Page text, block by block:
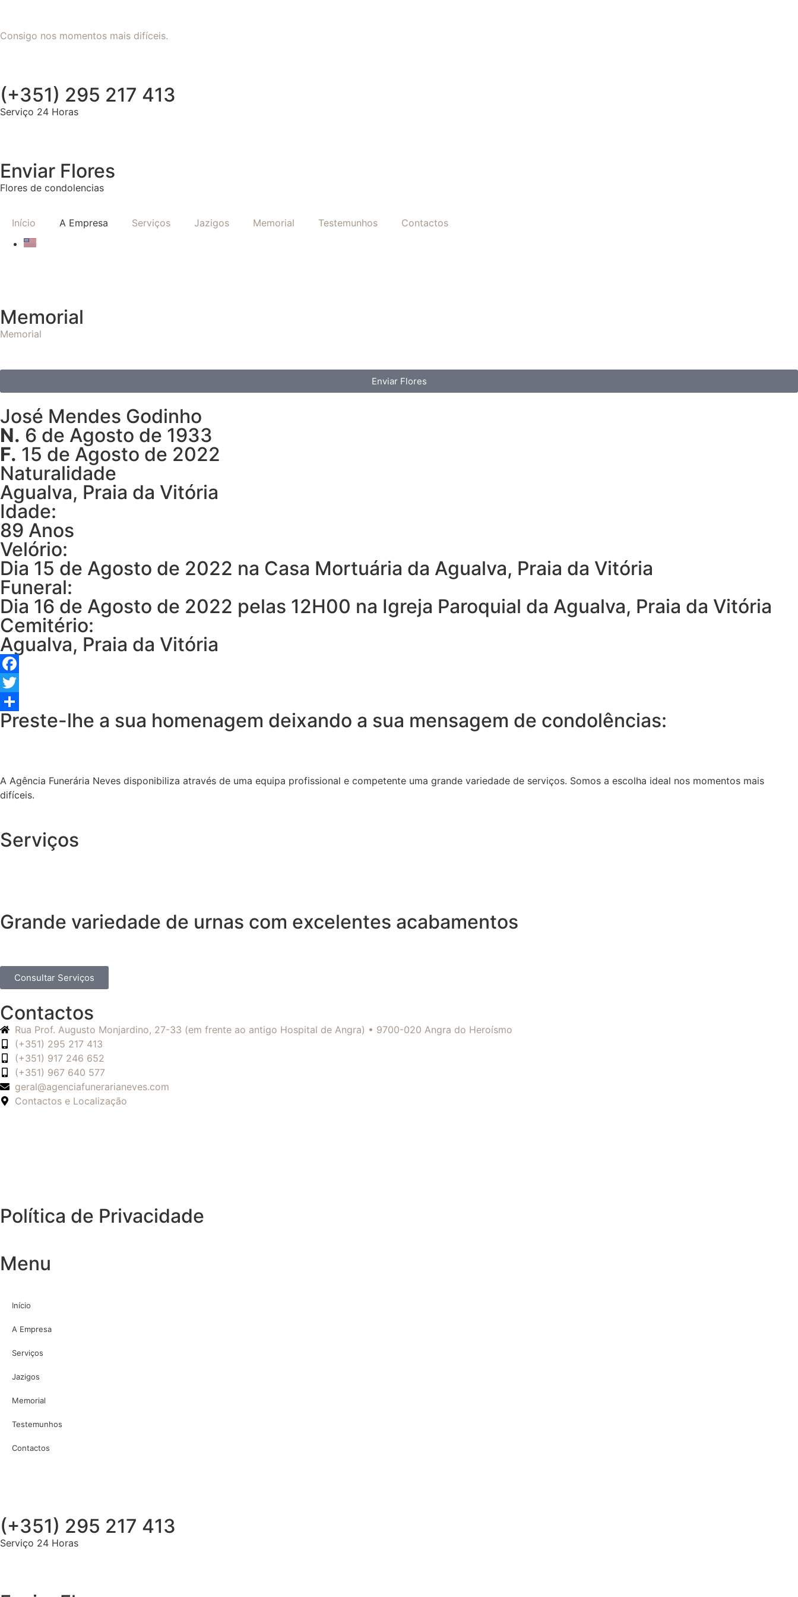
Consigo nos momentos mais difíceis.
(+351) 295 217 413
Serviço 24 Horas
Enviar Flores
Flores de condolencias
Início A Empresa Serviços Jazigos Memorial Testemunhos Contactos
Memorial
Memorial
Enviar Flores
José Mendes Godinho
N. 6 de Agosto de 1933
F. 15 de Agosto de 2022
Naturalidade
Agualva, Praia da Vitória
Idade:
89 Anos
Velório:
Dia 15 de Agosto de 2022 na Casa Mortuária da Agualva, Praia da Vitória
Funeral:
Dia 16 de Agosto de 2022 pelas 12H00 na Igreja Paroquial da Agualva, Praia da Vitória
Cemitério:
Agualva, Praia da Vitória
Facebook
Twitter
Share
Preste-lhe a sua homenagem deixando a sua mensagem de condolências:
A Agência Funerária Neves disponibiliza através de uma equipa profissional e competente uma grande variedade de serviços. Somos a escolha ideal nos momentos mais
difíceis.
Serviços
Grande variedade de urnas com excelentes acabamentos
Consultar Serviços
Contactos
Rua Prof. Augusto Monjardino, 27-33 (em frente ao antigo Hospital de Angra) • 9700-020 Angra do Heroísmo
(+351) 295 217 413
(+351) 917 246 652
(+351) 967 640 577
geral@agenciafunerarianeves.com
Contactos e Localização
Política de Privacidade
Menu
Início
A Empresa
Serviços
Jazigos
Memorial
Testemunhos
Contactos
(+351) 295 217 413
Serviço 24 Horas